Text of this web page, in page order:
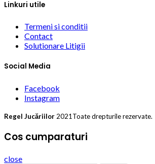
Linkuri utile
Termeni si conditii
Contact
Solutionare Litigii
Social Media
Facebook
Instagram
Regel Jucăriilor 2021Toate drepturile rezervate.
Cos cumparaturi
close